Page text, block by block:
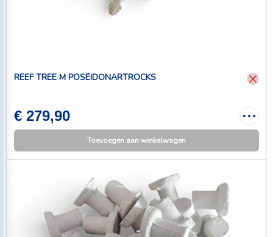
REEF TREE M POSÉIDONARTROCKS
€ 279,90
Toevoegen aan winkelwagen